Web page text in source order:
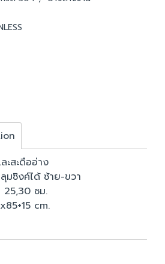
สะดืออ่าง
มซิงค์ได้ ซ้าย-ขวา
25,30 ซม.
cm.